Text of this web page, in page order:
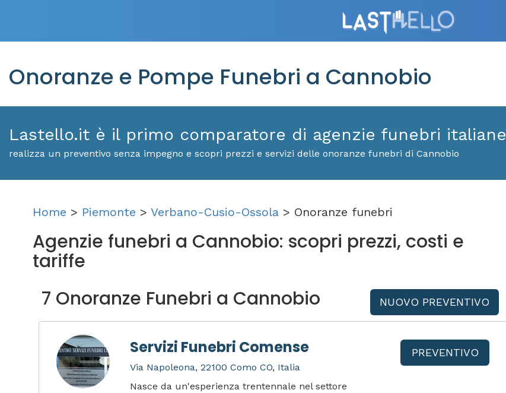
Onoranze e Pompe Funebri a Cannobio
Lastello.it è il primo comparatore di agenzie funebri italiane
realizza un preventivo senza impegno e scopri prezzi e servizi delle onoranze funebri di Cannobio
Home > Piemonte > Verbano-Cusio-Ossola > Onoranze funebri
Agenzie funebri a Cannobio: scopri prezzi, costi e
tariffe
7 Onoranze Funebri a Cannobio
NUOVO PREVENTIVO
Servizi Funebri Comense
Via Napoleona, 22100 Como CO, Italia
Nasce da un'esperienza trentennale nel settore
PREVENTIVO